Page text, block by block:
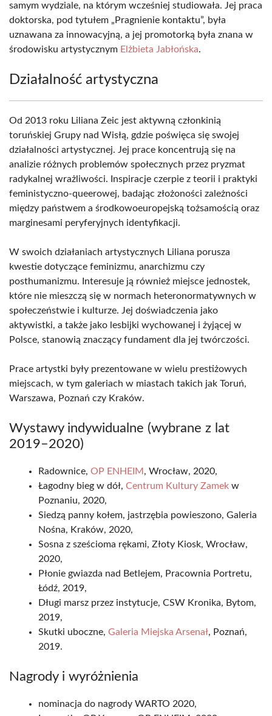
samym wydziale, na którym wcześniej studiowała. Jej praca
doktorska, pod tytułem „Pragnienie kontaktu”, była
uznawana za innowacyjną, a jej promotorką była znana w
środowisku artystycznym Elżbieta Jabłońska.
Działalność artystyczna
Od 2013 roku Liliana Zeic jest aktywną członkinią
toruńskiej Grupy nad Wisłą, gdzie poświęca się swojej
działalności artystycznej. Jej prace koncentrują się na
analizie różnych problemów społecznych przez pryzmat
radykalnej wrażliwości. Inspiracje czerpie z teorii i praktyki
feministyczno-queerowej, badając złożoności zależności
między państwem a środkowoeuropejską tożsamością oraz
marginesami peryferyjnych identyfikacji.
W swoich działaniach artystycznych Liliana porusza
kwestie dotyczące feminizmu, anarchizmu czy
posthumanizmu. Interesuje ją również miejsce jednostek,
które nie mieszczą się w normach heteronormatywnych w
społeczeństwie i kulturze. Jej doświadczenia jako
aktywistki, a także jako lesbijki wychowanej i żyjącej w
Polsce, stanowią znaczący fundament dla jej twórczości.
Prace artystki były prezentowane w wielu prestiżowych
miejscach, w tym galeriach w miastach takich jak Toruń,
Warszawa, Poznań czy Kraków.
Wystawy indywidualne (wybrane z lat
2019–2020)
Radownice, OP ENHEIM , Wrocław, 2020,
Łagodny bieg w dół, Centrum Kultury Zamek w
Poznaniu, 2020,
Siedzą panny kołem, jastrzębia powieszono, Galeria
Nośna, Kraków, 2020,
Sosna z sześcioma rękami, Złoty Kiosk, Wrocław,
2020,
Płonie gwiazda nad Betlejem, Pracownia Portretu,
Łódź, 2019,
Długi marsz przez instytucje, CSW Kronika, Bytom,
2019,
Skutki uboczne, Galeria Miejska Arsenał, Poznań,
2019.
Nagrody i wyróżnienia
nominacja do nagrody WARTO 2020,